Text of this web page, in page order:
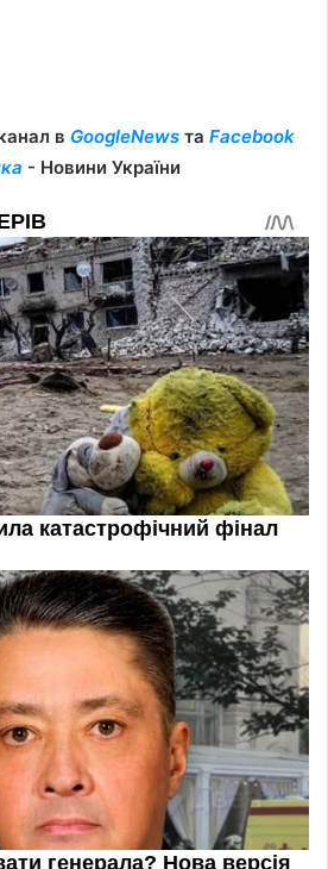
в GoogleNews та Facebook
- Новини України